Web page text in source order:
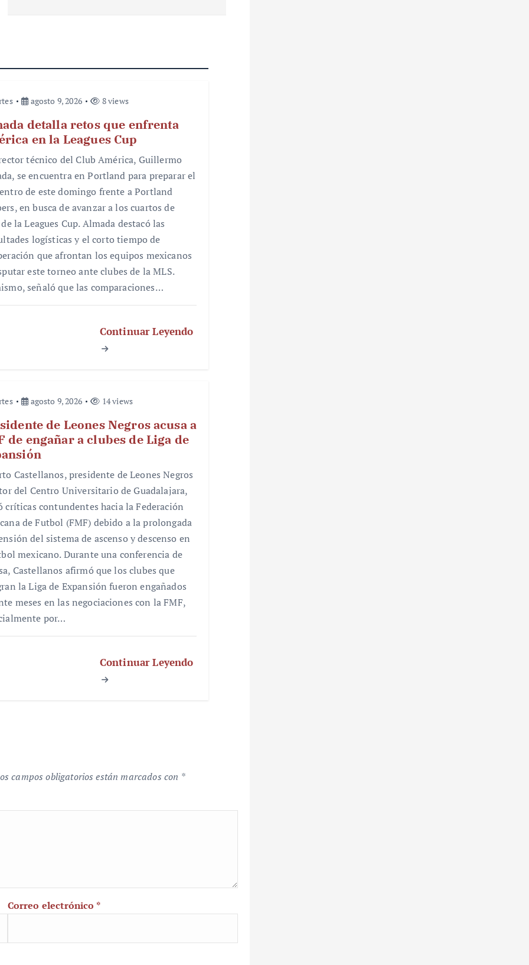
agosto 9, 2026 8 views
detalla retos que enfrenta
en la Leagues Cup
técnico del Club América, Guillermo
se encuentra en Portland para preparar el
de este domingo frente a Portland
en busca de avanzar a los cuartos de
la Leagues Cup. Almada destacó las
logísticas y el corto tiempo de
que afrontan los equipos mexicanos
este torneo ante clubes de la MLS.
señaló que las comparaciones…
Continuar Leyendo
agosto 9, 2026 14 views
de Leones Negros acusa a
de engañar a clubes de Liga de
Castellanos, presidente de Leones Negros
del Centro Universitario de Guadalajara,
críticas contundentes hacia la Federación
de Futbol (FMF) debido a la prolongada
del sistema de ascenso y descenso en
mexicano. Durante una conferencia de
Castellanos afirmó que los clubes que
la Liga de Expansión fueron engañados
meses en las negociaciones con la FMF,
por…
Continuar Leyendo
campos obligatorios están marcados con *
Correo electrónico *